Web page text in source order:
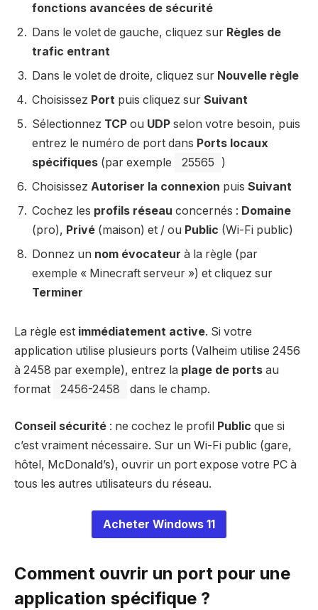
fonctions avancées de sécurité
Dans le volet de gauche, cliquez sur Règles de
trafic entrant
Dans le volet de droite, cliquez sur Nouvelle règle
Choisissez Port puis cliquez sur Suivant
Sélectionnez TCP ou UDP selon votre besoin, puis
entrez le numéro de port dans Ports locaux
spécifiques (par exemple 25565
)
Choisissez Autoriser la connexion puis Suivant
Cochez les profils réseau concernés : Domaine
(pro), Privé (maison) et / ou Public (Wi-Fi public)
Donnez un nom évocateur à la règle (par
exemple « Minecraft serveur ») et cliquez sur
Terminer
La règle est immédiatement active. Si votre
application utilise plusieurs ports (Valheim utilise 2456
à 2458 par exemple), entrez la plage de ports au
format
2456-2458 dans le champ.
Conseil sécurité : ne cochez le profil Public que si
c’est vraiment nécessaire. Sur un Wi-Fi public (gare,
hôtel, McDonald’s), ouvrir un port expose votre PC à
tous les autres utilisateurs du réseau.
Acheter Windows 11
Comment ouvrir un port pour une
application spécifique ?